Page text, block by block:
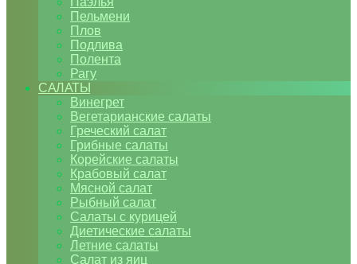
Пельмени
Плов
Подлива
Полента
Рагу
САЛАТЫ
Винегрет
Вегетарианские салаты
Греческий салат
Грибные салаты
Корейские салаты
Крабовый салат
Мясной салат
Рыбный салат
Салаты с курицей
Диетические салаты
Летние салаты
Салат из яиц